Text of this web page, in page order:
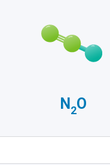
N 2O